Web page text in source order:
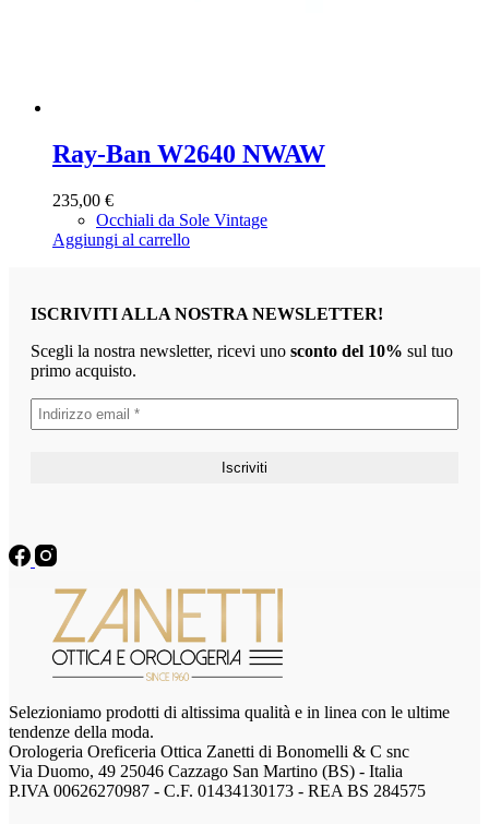
Ray-Ban W2640 NWAW
235,00 €
Occhiali da Sole Vintage
Aggiungi al carrello
ISCRIVITI ALLA NOSTRA NEWSLETTER!
Scegli la nostra newsletter, ricevi uno sconto del 10% sul tuo
primo acquisto.
Selezioniamo prodotti di altissima qualità e in linea con le ultime
tendenze della moda.
Orologeria Oreficeria Ottica Zanetti di Bonomelli & C snc
Via Duomo, 49 25046 Cazzago San Martino (BS) - Italia
P.IVA 00626270987 - C.F. 01434130173 - REA BS 284575